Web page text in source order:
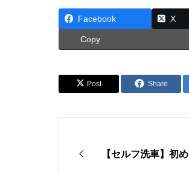
Facebook X
Copy
Post Share
【セルフ洗車】初